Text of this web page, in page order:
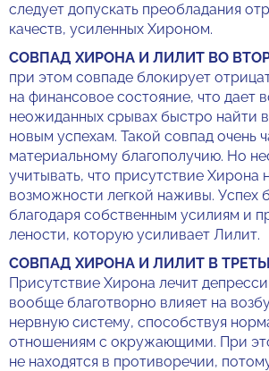
следует допускать преобладания
качеств, усиленных Хироном.
СОВПАД ХИРОНА И ЛИЛИТ ВО
при этом совпаде блокирует
на финансовое состояние, что дает
неожиданных срывах быстро найти
новым успехам. Такой совпад очень
материальному благополучию. Но
учитывать, что присутствие Хирона
возможности легкой наживы. Успех
благодаря собственным усилиям и
лености, которую усиливает Лилит.
СОВПАД ХИРОНА И ЛИЛИТ В
Присутствие Хирона лечит
вообще благотворно влияет на
нервную систему, способствуя
отношениям с окружающими. При
не находятся в противоречии,